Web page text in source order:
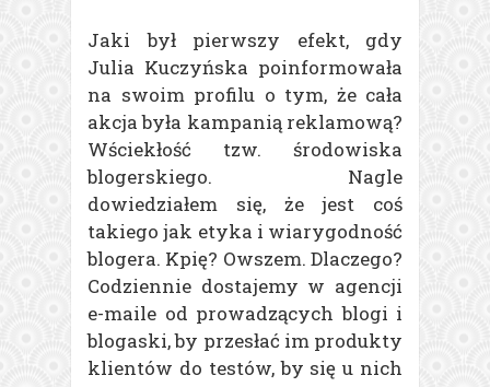
Jaki był pierwszy efekt, gdy
Julia Kuczyńska poinformowała
na swoim profilu o tym, że cała
akcja była kampanią reklamową?
Wściekłość tzw. środowiska
blogerskiego. Nagle
dowiedziałem się, że jest coś
takiego jak etyka i wiarygodność
blogera. Kpię? Owszem. Dlaczego?
Codziennie dostajemy w agencji
e-maile od prowadzących blogi i
blogaski, by przesłać im produkty
klientów do testów, by się u nich